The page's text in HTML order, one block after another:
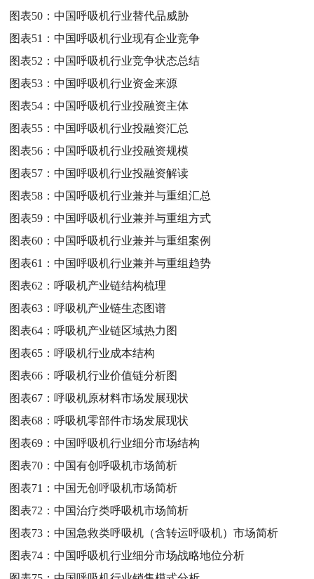
图表50：中国呼吸机行业替代品威胁
图表51：中国呼吸机行业现有企业竞争
图表52：中国呼吸机行业竞争状态总结
图表53：中国呼吸机行业资金来源
图表54：中国呼吸机行业投融资主体
图表55：中国呼吸机行业投融资汇总
图表56：中国呼吸机行业投融资规模
图表57：中国呼吸机行业投融资解读
图表58：中国呼吸机行业兼并与重组汇总
图表59：中国呼吸机行业兼并与重组方式
图表60：中国呼吸机行业兼并与重组案例
图表61：中国呼吸机行业兼并与重组趋势
图表62： 呼吸机产业链结构梳理
图表63： 呼吸机产业链生态图谱
图表64： 呼吸机产业链区域热力图
图表65： 呼吸机行业成本结构
图表66： 呼吸机行业价值链分析图
图表67： 呼吸机原材料市场发展现状
图表68： 呼吸机零部件市场发展现状
图表69：中国呼吸机行业细分市场结构
图表70：中国有创呼吸机市场简析
图表71：中国无创呼吸机市场简析
图表72：中国治疗类呼吸机市场简析
图表73：中国急救类呼吸机（含转运呼吸机）市场简析
图表74：中国呼吸机行业细分市场战略地位分析